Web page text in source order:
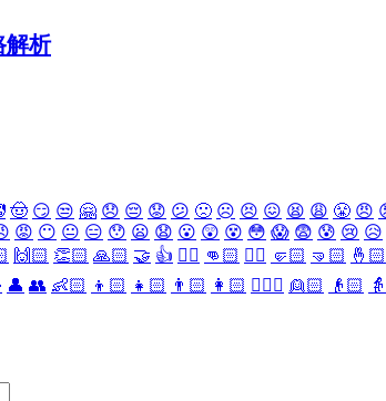
解析
🤠 😏 😒 🤗 😞 😔 😟 😕 🙁 ☹️ 😣 😖 😫 😩 😤 😠
😡 😶 😐 😑 😯 😦 😧 😮 😲 😵 😳 😱 😨 😰 😢 😥
🙌🏻 👏🏻 🙏🏻 🤝 👍 👎🏻 👊🏻 ✊🏻 🤛🏻 🤜🏻 🤞🏻
👤 👥 👶🏻 👦🏻 👧🏻 👨🏻 👩🏻 👱🏻‍♀️ 👱🏻 👴🏻